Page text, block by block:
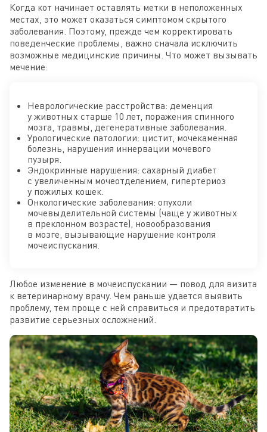
Когда кот начинает оставлять метки в неположенных
местах, это может оказаться симптомом скрытого
заболевания. Поэтому, прежде чем корректировать
поведенческие проблемы, важно сначала исключить
возможные медицинские причины. Что может вызывать
мечение:
Неврологические расстройства: деменция
у животных старше 10 лет, поражения спинного
мозга, травмы, дегенеративные заболевания.
Урологические патологии: цистит, мочекаменная
болезнь, нарушения иннервации мочевого
пузыря.
Эндокринные нарушения: сахарный диабет
с увеличенным мочеотделением, гипертериоз
у пожилых кошек.
Онкологические заболевания: опухоли
мочевыделительной системы (чаще у животных
в преклонном возрасте), новообразования
в мозге, вызывающие нарушение контроля
мочеиспускания.
Любое изменение в мочеиспускании — повод для визита
к ветеринарному врачу. Чем раньше удается выявить
проблему, тем проще с ней справиться и предотвратить
развитие серьезных осложнений.